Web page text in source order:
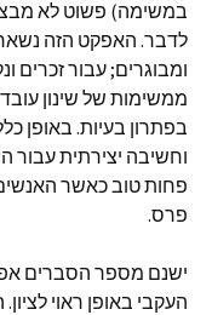
במשימה) פשוט לא
לדבר. האפקט הזה נשאר
ומבוגרים; עבור זכרים
ממשימות של שינון
בפתרון בעיות. באופן
וחשיבה יצירתית
פחות טוב כאשר
פרס.
ישנם מספר הסברים
העקבי באופן ראוי